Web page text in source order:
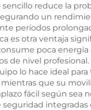
reduce la
un
períodos
es otra ventaja
poca energía
de nivel profesional.
lo hace ideal para
que su
fácil según sea
seguridad integradas